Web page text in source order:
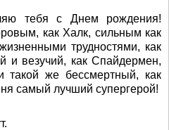
тебя с Днем рождения!
как Халк, сильным как
трудностями, как
и везучий, как Спайдермен,
же бессмертный, как
самый лучший супергерой!